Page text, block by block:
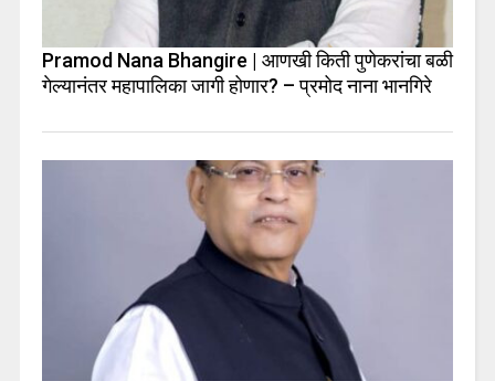
Pramod Nana Bhangire | आणखी किती पुणेकरांचा बळी
गेल्यानंतर महापालिका जागी होणार? – प्रमोद नाना भानगिरे